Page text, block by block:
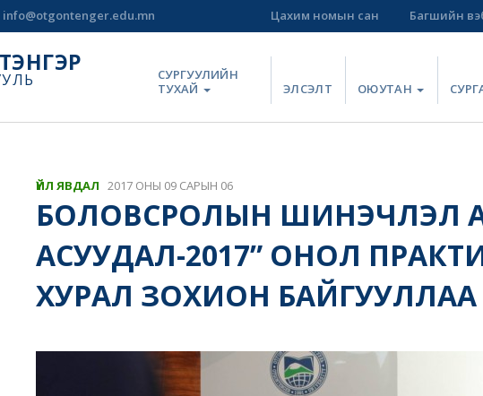
info@otgontenger.edu.mn Цахим номын сан Багшийн
СУРГУУЛИЙН
ТУХАЙ
ЭЛСЭЛТ ОЮУТАН
ҮЙЛ ЯВДАЛ 2017 ОНЫ 09 САРЫН 06
БОЛОВСРОЛЫН ШИНЭЧЛЭЛ
АСУУДАЛ-2017” ОНОЛ
ХУРАЛ ЗОХИОН БАЙГУУЛЛАА